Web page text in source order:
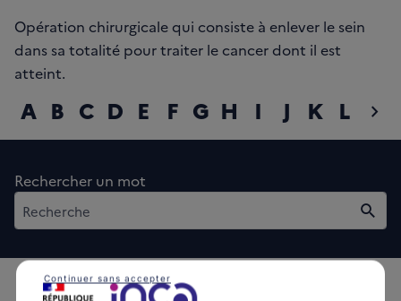
Opération chirurgicale qui consiste à enlever le sein
dans sa totalité pour traiter le cancer dont il est
atteint.
chevron_right
A B C D E F G H I J K L M
Rechercher un mot
Continuer sans accepter